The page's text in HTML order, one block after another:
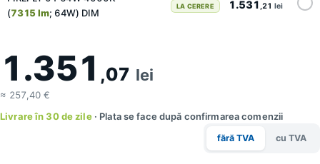
(7315 lm; 64W) DIM
LA CERERE 1.531 ,21 lei
1.351 ,07 lei
≈ 257,40 €
Livrare în 30 de zile· Plata se face după confirmarea comenzii
fără TVA cu TVA